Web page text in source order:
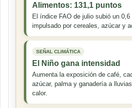
Alimentos: 131,1 puntos
El índice FAO de julio subió un 0,6
impulsado por cereales, azúcar y
SEÑAL CLIMÁTICA
El Niño gana intensidad
Aumenta la exposición de café,
azúcar, palma y ganadería a
calor.